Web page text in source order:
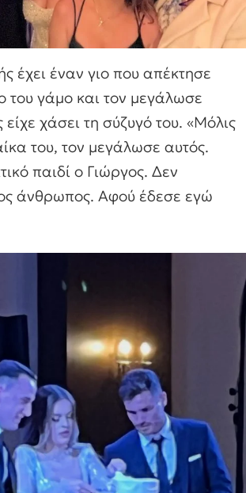
έχει έναν γιο που απέκτησε
του γάμο και τον μεγάλωσε
χάσει τη σύζυγό του. «Μόλις
του, τον μεγάλωσε αυτός.
παιδί ο Γιώργος. Δεν
άνθρωπος. Αφού έδεσε εγώ